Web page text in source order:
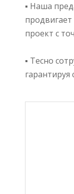
▪ Наша
проект с
▪ Тесно